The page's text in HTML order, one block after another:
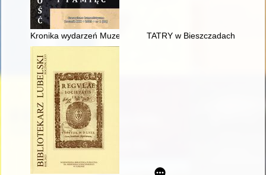
Kronika wydarzeń Muzeum Niepodległości w Warszawie
TATRY w Bieszczadach :